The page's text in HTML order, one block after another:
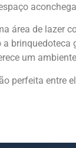
área de lazer
um
perfeita entre